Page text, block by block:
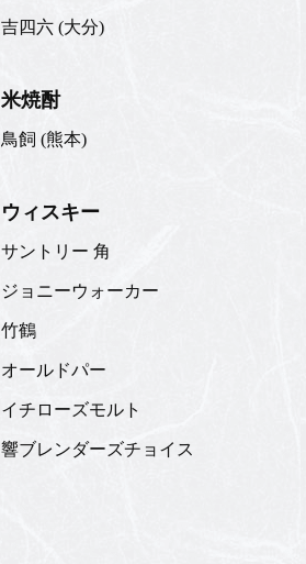
吉四六 (大分)
米焼酎
鳥飼 (熊本)
ウィスキー
サントリー 角
ジョニーウォーカー
竹鶴
オールドパー
イチローズモルト
響ブレンダーズチョイス